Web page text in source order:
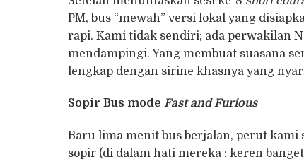
PM, bus “mewah” versi lokal yang
rapi. Kami tidak sendiri; ada perwakilan
mendampingi. Yang membuat suasana
lengkap dengan sirine khasnya yang
Sopir Bus modeFast and Furious
​Baru lima menit bus berjalan, perut kami
sopir (di dalam hati mereka : keren